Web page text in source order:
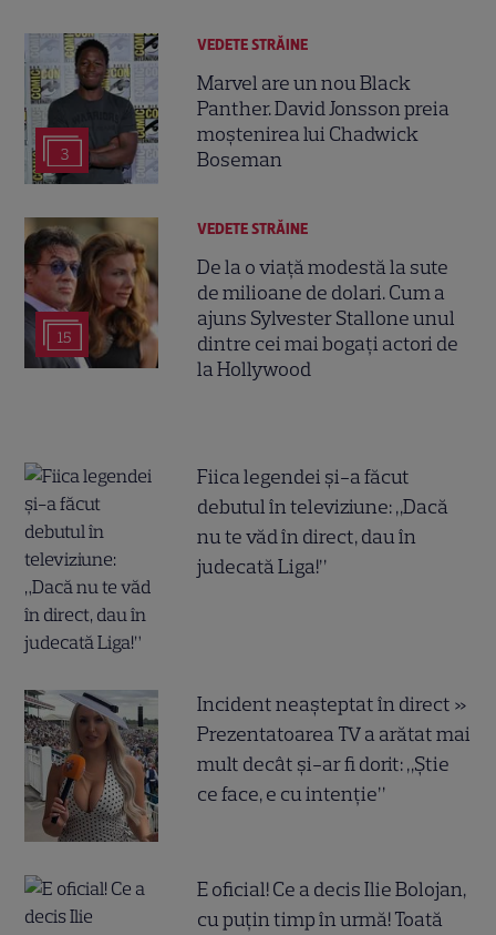
3
VEDETE STRĂINE
Marvel are un nou Black
Panther. David Jonsson preia
moștenirea lui Chadwick
Boseman
15
VEDETE STRĂINE
De la o viață modestă la sute
de milioane de dolari. Cum a
ajuns Sylvester Stallone unul
dintre cei mai bogați actori de
la Hollywood
Fiica legendei și-a făcut
debutul în televiziune: „Dacă
nu te văd în direct, dau în
judecată Liga!”
Incident neașteptat în direct »
Prezentatoarea TV a arătat mai
mult decât și-ar fi dorit: „Știe
ce face, e cu intenție”
E oficial! Ce a decis Ilie Bolojan,
cu puțin timp în urmă! Toată